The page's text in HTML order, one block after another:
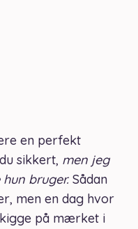
en perfekt
sikkert, men jeg
bruger. Sådan
men en dag hvor
på mærket i